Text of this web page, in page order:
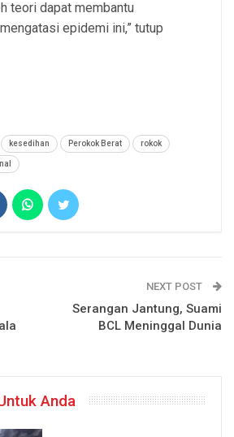
teori dapat membantu
epidemi ini,” tutup
kesedihan Perokok Berat rokok
NEXT POST
Serangan Jantung, Suami
BCL Meninggal Dunia
Anda